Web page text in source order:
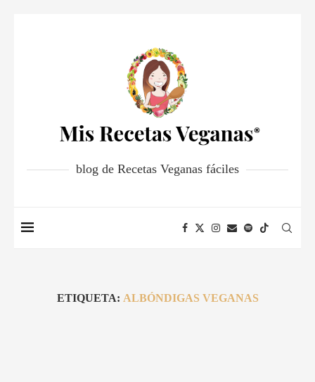
blog de Recetas Veganas fáciles
ETIQUETA: ALBÓNDIGAS VEGANAS